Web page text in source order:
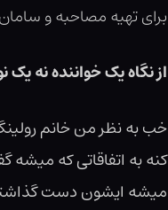
برای تهیه مصاحبه و
از نگاه یک خواننده نه
خب به نظر من خانم
کنه به اتفاقاتی که
میشه ایشون دست